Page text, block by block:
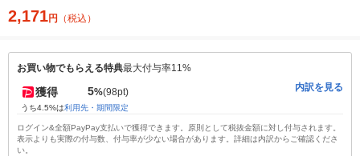
2,171円 （税込）
お買い物でもらえる特典最大付与率11%
獲得 5%(98pt)
うち4.5%は利用先・期間限定
内訳を見る
ログイン&全額PayPay支払いで獲得できます。原則として税抜金額に対し付与されます。
表示よりも実際の付与数、付与率が少ない場合があります。詳細は内訳からご確認くださ
い。